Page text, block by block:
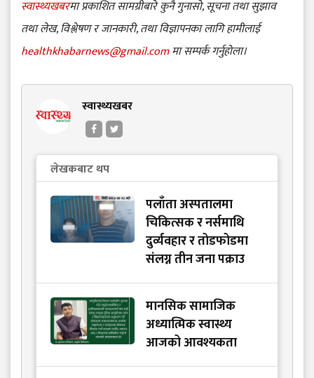
स्वास्थ्यखबरमा प्रकाशित सामग्रीबारे कुनै गुनासो, सूचना तथा सुझाव
तथा लेख, विश्लेषण र जानकारी, तथा विज्ञापनका लागि हामीलाई
healthkhabarnews@gmail.comमा सम्पर्क गर्नुहोला।
स्वास्थ्यखबर
लेखकबाट थप
पलाँता अस्पतालमा
चिकित्सक र नर्समाथि
दुर्व्यवहार र तोडफोडमा
संलग्न तीन जना पक्राउ
मानसिक सामाजिक
अध्यात्मिक स्वास्थ्य
आजको आवश्यकता